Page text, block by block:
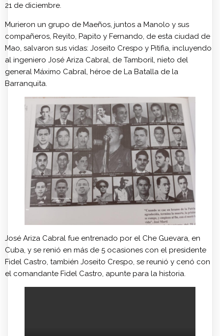
21 de diciembre.
Murieron un grupo de Maeños, juntos a Manolo y sus
compañeros, Reyito, Papito y Fernando, de esta ciudad de
Mao, salvaron sus vidas: Joseito Crespo y Pitifia, incluyendo
al ingeniero José Ariza Cabral, de Tamboril, nieto del
general Máximo Cabral, héroe de La Batalla de la
Barranquita.
José Ariza Cabral fue entrenado por el Che Guevara, en
Cuba, y se renió en más de 5 ocasiones con el presidente
Fidel Castro, también Joseito Crespo, se reunió y cenó con
el comandante Fidel Castro, apunte para la historia.